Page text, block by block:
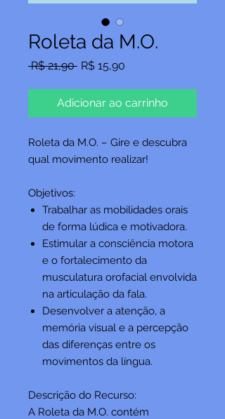
Roleta da M.O.
R$ 21,90 Preço
R$ 15,90
Adicionar ao carrinho
Roleta da M.O. – Gire e descubra
qual movimento realizar!
Objetivos:
Trabalhar as mobilidades orais
de forma lúdica e motivadora.
Estimular a consciência motora
e o fortalecimento da
musculatura orofacial envolvida
na articulação da fala.
Desenvolver a atenção, a
memória visual e a percepção
das diferenças entre os
movimentos da língua.
Descrição do Recurso:
A Roleta da M.O. contém